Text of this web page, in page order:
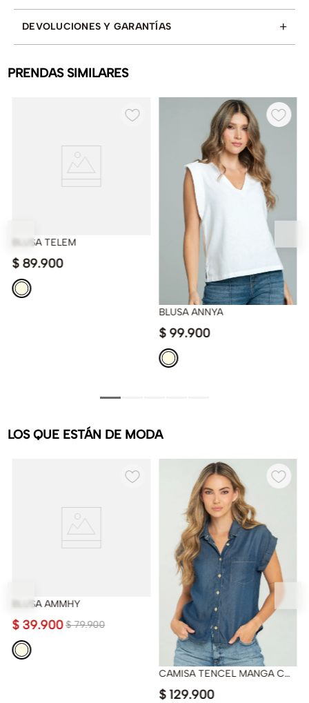
DEVOLUCIONES Y GARANTÍAS +
PRENDAS SIMILARES
BLUSA TELEM
$ 89.900
BLUSA ANNYA
$ 99.900
LOS QUE ESTÁN DE MODA
BLUSA AMMHY
$ 79.900
$ 39.900
CAMISA TENCEL MANGA CORTA
$ 129.900